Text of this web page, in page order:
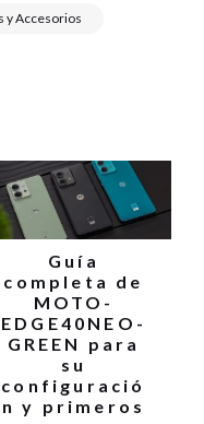
y Accesorios
Guía
completa de
MOTO-
EDGE40NEO-
GREEN para
su
configuració
n y primeros